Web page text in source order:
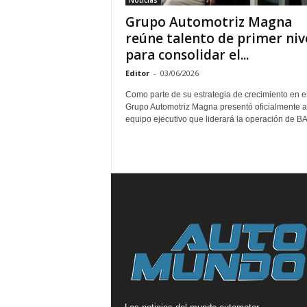
Grupo Automotriz Magna
reúne talento de primer
para consolidar el...
Editor - 03/06/2026
Como parte de su estrategia de crecimiento en
Grupo Automotriz Magna presentó oficialmente al
equipo ejecutivo que liderará la operación de